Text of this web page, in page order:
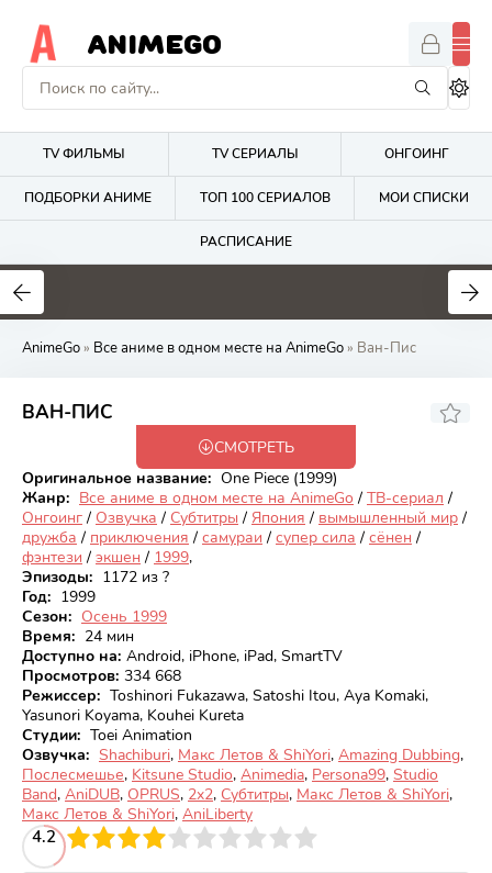
ANIMEGO
TV ФИЛЬМЫ TV СЕРИАЛЫ ОНГОИНГ
ПОДБОРКИ АНИМЕ ТОП 100 СЕРИАЛОВ МОИ СПИСКИ
РАСПИСАНИЕ
4.2
AnimeGo» Все аниме в одном месте на AnimeGo» Ван-Пис
ВАН-ПИС
СМОТРЕТЬ
Оригинальное название: One Piece (1999)
Жанр: Все аниме в одном месте на AnimeGo / ТВ-сериал /
Онгоинг / Озвучка / Субтитры / Япония / вымышленный мир /
дружба / приключения / самураи / супер сила / сёнен /
фэнтези / экшен / 1999,
Эпизоды: 1172 из ?
Год: 1999
Сезон: Осень 1999
Время: 24 мин
Доступно на: Android, iPhone, iPad, SmartTV
Просмотров: 334 668
Режиссер: Toshinori Fukazawa, Satoshi Itou, Aya Komaki,
Yasunori Koyama, Kouhei Kureta
Студии: Toei Animation
Озвучка: Shachiburi, Макс Летов & ShiYori, Amazing Dubbing,
Послесмешье, Kitsune Studio, Animedia, Persona99, Studio
Band, AniDUB, OPRUS, 2x2, Субтитры, Макс Летов & ShiYori,
Макс Летов & ShiYori, AniLiberty
4.2
4 5 6 7 8 9 10